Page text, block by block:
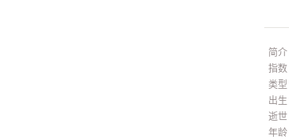
简介
指数
类型
出生
逝世
年龄